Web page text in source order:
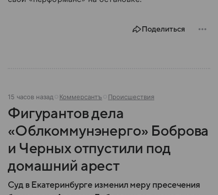
Поделиться
15 часов назад Коммерсантъ Происшествия
Фигурантов дела
«Облкоммунэнерго» Боброва
и Черных отпустили под
домашний арест
Суд в Екатеринбурге изменил меру пресечения